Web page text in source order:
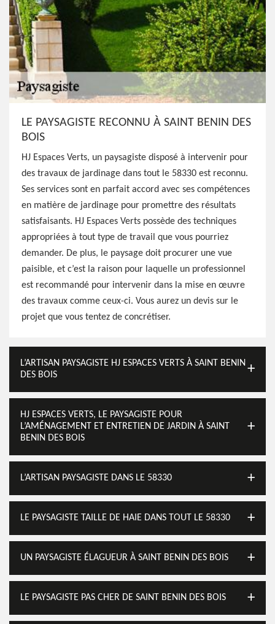
LE PAYSAGISTE RECONNU À SAINT BENIN DES
BOIS
HJ Espaces Verts, un paysagiste disposé à intervenir pour
des travaux de jardinage dans tout le 58330 est reconnu.
Ses services sont en parfait accord avec ses compétences
en matière de jardinage pour promettre des résultats
satisfaisants. HJ Espaces Verts possède des techniques
appropriées à tout type de travail que vous pourriez
demander. De plus, le paysage doit procurer une vue
paisible, et c’est la raison pour laquelle un professionnel
est recommandé pour intervenir dans la mise en œuvre
des travaux comme ceux-ci. Vous aurez un devis sur le
projet que vous tentez de concrétiser.
L’ARTISAN PAYSAGISTE HJ ESPACES VERTS À SAINT BENIN
DES BOIS
HJ ESPACES VERTS, LE PAYSAGISTE POUR
L’AMÉNAGEMENT ET ENTRETIEN DE JARDIN À SAINT
BENIN DES BOIS
L’ARTISAN PAYSAGISTE DANS LE 58330
LE PAYSAGISTE TAILLE DE HAIE DANS TOUT LE 58330
UN PAYSAGISTE ÉLAGUEUR À SAINT BENIN DES BOIS
LE PAYSAGISTE PAS CHER DE SAINT BENIN DES BOIS